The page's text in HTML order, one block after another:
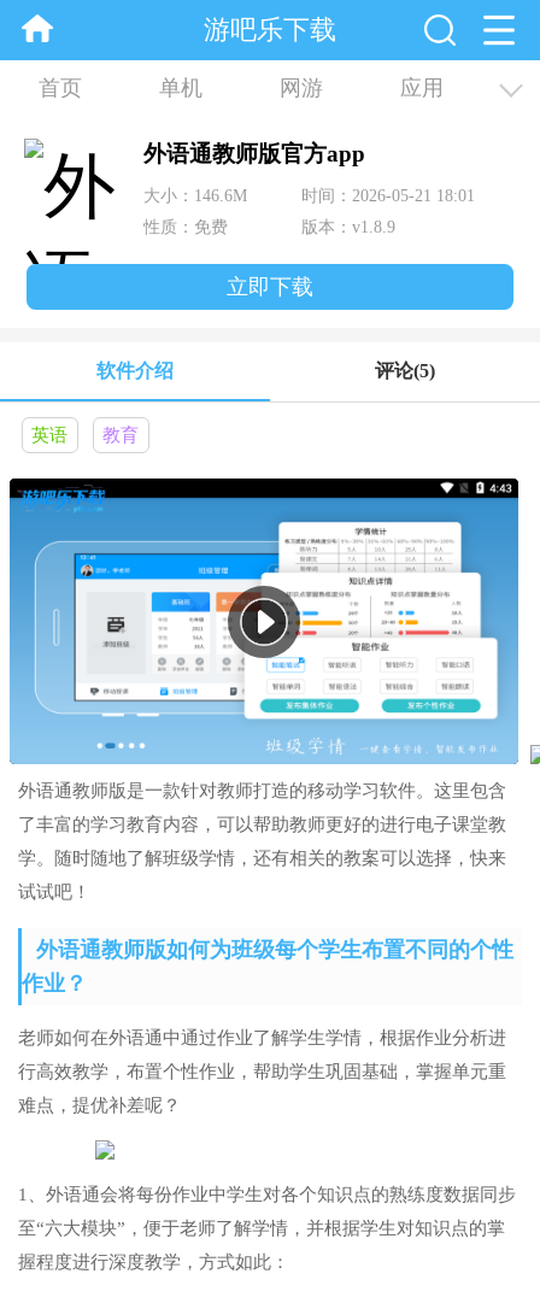
游吧乐下载
首页 单机 网游 应用
资讯 合集
外语通教师版官方app
大小：146.6M
时间：2026-05-21 18:01
性质：免费
版本：v1.8.9
立即下载
软件介绍 评论(5)
英语 教育
外语通教师版是一款针对教师打造的移动学习软件。这里包含
了丰富的学习教育内容，可以帮助教师更好的进行电子课堂教
学。随时随地了解班级学情，还有相关的教案可以选择，快来
试试吧！
外语通教师版如何为班级每个学生布置不同的个性
作业？
老师如何在外语通中通过作业了解学生学情，根据作业分析进
行高效教学，布置个性作业，帮助学生巩固基础，掌握单元重
难点，提优补差呢？
1、外语通会将每份作业中学生对各个知识点的熟练度数据同步
至“六大模块”，便于老师了解学情，并根据学生对知识点的掌
握程度进行深度教学，方式如此：